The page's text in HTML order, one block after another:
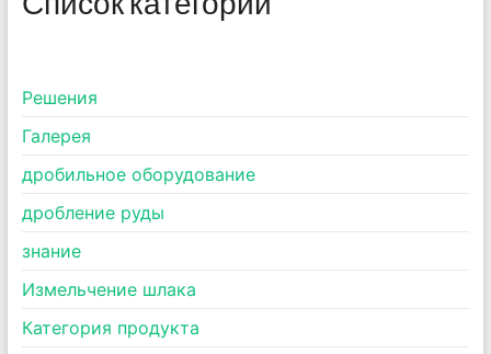
Pешения
Галерея
дробильное оборудование
дробление руды
знание
Измельчение шлака
Категория продукта